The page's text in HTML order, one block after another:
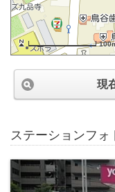
現
ステーションフォ